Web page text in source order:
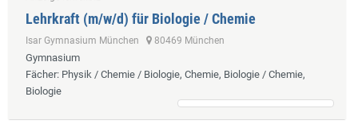
Lehrkraft (m/w/d) für Biologie / Chemie
Isar Gymnasium München 80469 München
Gymnasium
Fächer: Physik / Chemie / Biologie, Chemie, Biologie / Chemie,
Biologie